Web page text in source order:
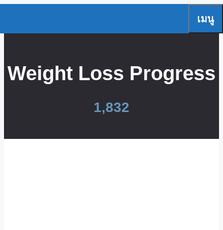
เมนู
Weight Loss Progress
1,832